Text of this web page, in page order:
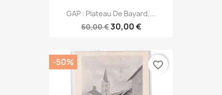
GAP : Plateau De Bayard,...
60,00 €30,00 €
-50% favorite_border